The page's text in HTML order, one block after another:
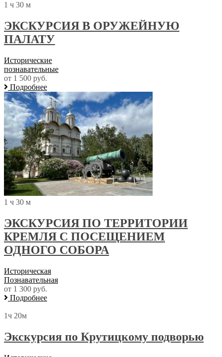
1 ч 30 м
ЭКСКУРСИЯ В ОРУЖЕЙНУЮ
ПАЛАТУ
Исторические
познавательные
от 1 500 руб.
Подробнее
1 ч 30 м
ЭКСКУРСИЯ ПО ТЕРРИТОРИИ
КРЕМЛЯ С ПОСЕЩЕНИЕМ
ОДНОГО СОБОРА
Историческая
Познавательная
от 1 300 руб.
Подробнее
1ч 20м
Экскурсия по Крутицкому подворью